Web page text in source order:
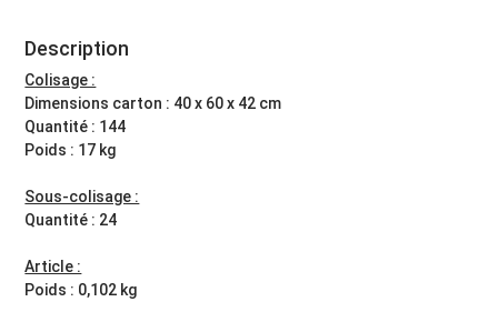
Description
Colisage :
Dimensions carton : 40 x 60 x 42 cm
Quantité : 144
Poids : 17 kg
Sous-colisage :
Quantité : 24
Article :
Poids : 0,102 kg